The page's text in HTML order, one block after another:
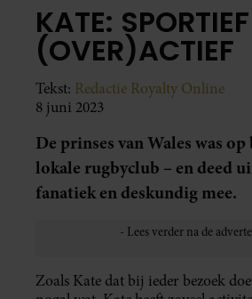
KATE:
(OVER)ACTIEF
Tekst: Redactie Royalty Online
8 juni 2023
De prinses van Wales was
lokale rugbyclub – en deed
fanatiek en deskundig mee.
Zoals Kate dat bij ieder bezoek